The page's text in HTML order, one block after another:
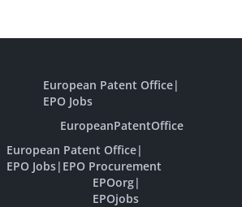
European Patent Office|
EPO Jobs
EuropeanPatentOffice
European Patent Office|
EPO Jobs| EPO Procurement
EPOorg|
EPOjobs